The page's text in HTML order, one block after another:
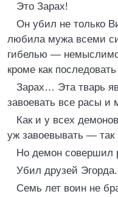
Это Зарах!
Он убил не только
любила мужа всеми
гибелью —
кроме как
Зарах… Эта тварь
завоевать все расы и
Как и у всех
уж завоевывать — так
Но демон совершил
Убил друзей Эгорда.
Семь лет воин не